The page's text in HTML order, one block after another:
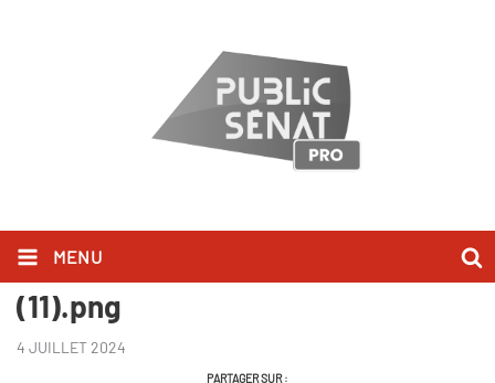
MENU
Championnes, mamans, et alors
(11).png
4 JUILLET 2024
PARTAGER SUR :